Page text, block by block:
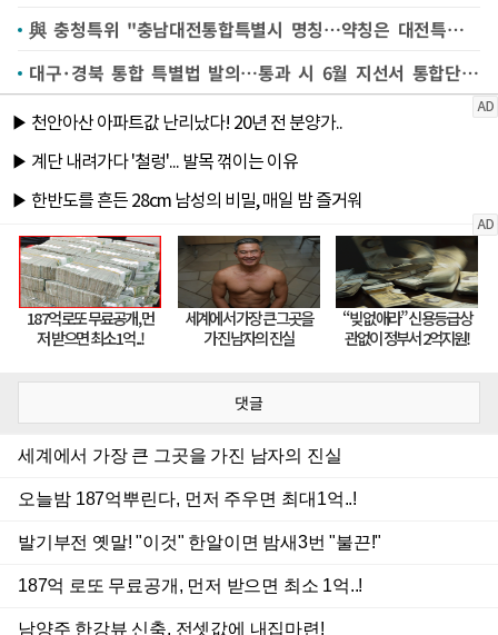
與 충청특위 "충남대전통합특별시 명칭…약칭은 대전특별시"(종합)
대구·경북 통합 특별법 발의…통과 시 6월 지선서 통합단체장 선출
댓글